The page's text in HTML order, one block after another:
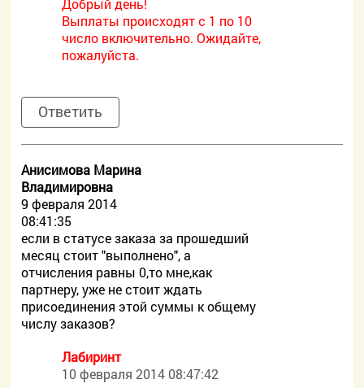
Добрый день!
Выплаты происходят с 1 по 10
число включительно. Ожидайте,
пожалуйста.
Ответить
Анисимова Марина
Владимировна
9 февраля 2014
08:41:35
если в статусе заказа за прошедший
месяц стоит "выполнено", а
отчисления равны 0,то мне,как
партнеру, уже не стоит ждать
присоединения этой суммы к общему
числу заказов?
Лабиринт
10 февраля 2014 08:47:42